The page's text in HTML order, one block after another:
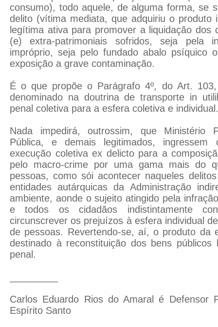
consumo), todo aquele, de alguma forma, se
delito (vítima mediata, que adquiriu o produto
legítima ativa para promover a liquidação dos
(e) extra-patrimoniais sofridos, seja pela
impróprio, seja pelo fundado abalo psíquico
exposição a grave contaminação.
É o que propõe o Parágrafo 4º, do Art.
denominado na doutrina de transporte in
penal coletiva para a esfera coletiva e individual.
Nada impedirá, outrossim, que Ministério
Pública, e demais legitimados,
execução coletiva ex delicto para a
pelo macro-crime por uma gama mais do
pessoas, como sói acontecer naqueles
entidades autárquicas da Administração
ambiente, aonde o sujeito atingido pela
e todos os cidadãos indistintamente
circunscrever os prejuízos à esfera individual
de pessoas. Revertendo-se, aí, o produto da
destinado à reconstituição dos bens públicos
penal.
Carlos Eduardo Rios do Amaral é Defensor
Espírito Santo